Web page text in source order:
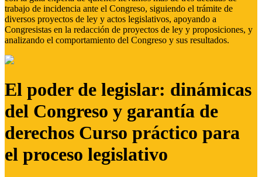
trabajo de incidencia ante el Congreso, siguiendo el trámite de
diversos proyectos de ley y actos legislativos, apoyando a
Congresistas en la redacción de proyectos de ley y proposiciones, y
analizando el comportamiento del Congreso y sus resultados.
El poder de legislar: dinámicas
del Congreso y garantía de
derechos Curso práctico para
el proceso legislativo